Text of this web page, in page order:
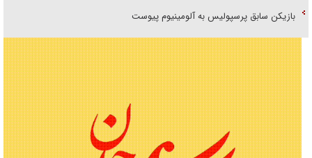
بازیکن سابق پرسپولیس به آلومینیوم پیوست